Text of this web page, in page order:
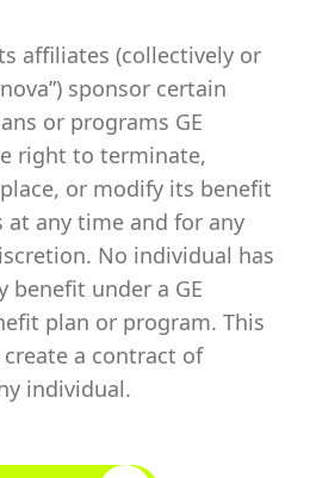
affiliates (collectively or
sponsor certain
or programs GE
right to terminate,
or modify its benefit
at any time and for any
No individual has
benefit under a GE
plan or program. This
a contract of
individual.